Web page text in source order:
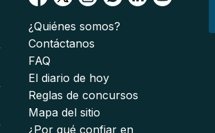
¿Quiénes somos?
Contáctanos
FAQ
El diario de hoy
Reglas de concursos
Mapa del sitio
¿Por qué confiar en